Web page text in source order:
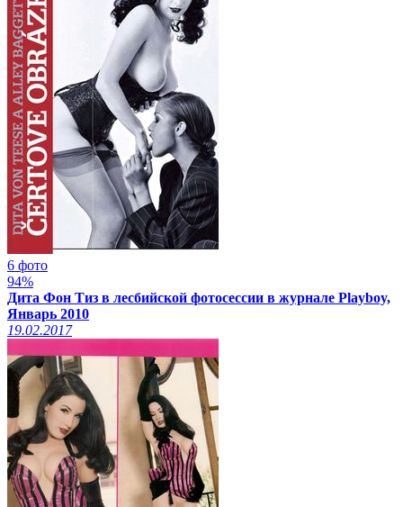
6 фото
94%
Дита Фон Тиз в лесбийской фотосессии в журнале Playboy,
Январь 2010
19.02.2017